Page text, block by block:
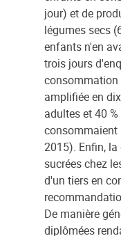
jour) et de
légumes secs
enfants n'en
trois jours
consommation
amplifiée en
adultes et 40
consommaient
2015). Enfin,
sucrées chez
d'un tiers en
De manière
diplômées